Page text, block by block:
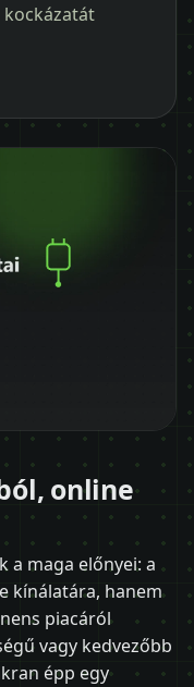
kockázatát
online
a maga előnyei: a
kínálatára, hanem
piacáról
vagy kedvezőbb
épp egy